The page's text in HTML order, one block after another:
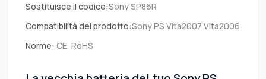
Sostituisce il codice:Sony SP86R
Compatibilità del prodotto:Sony PS Vita2007 Vita2006
Norme: CE, RoHS